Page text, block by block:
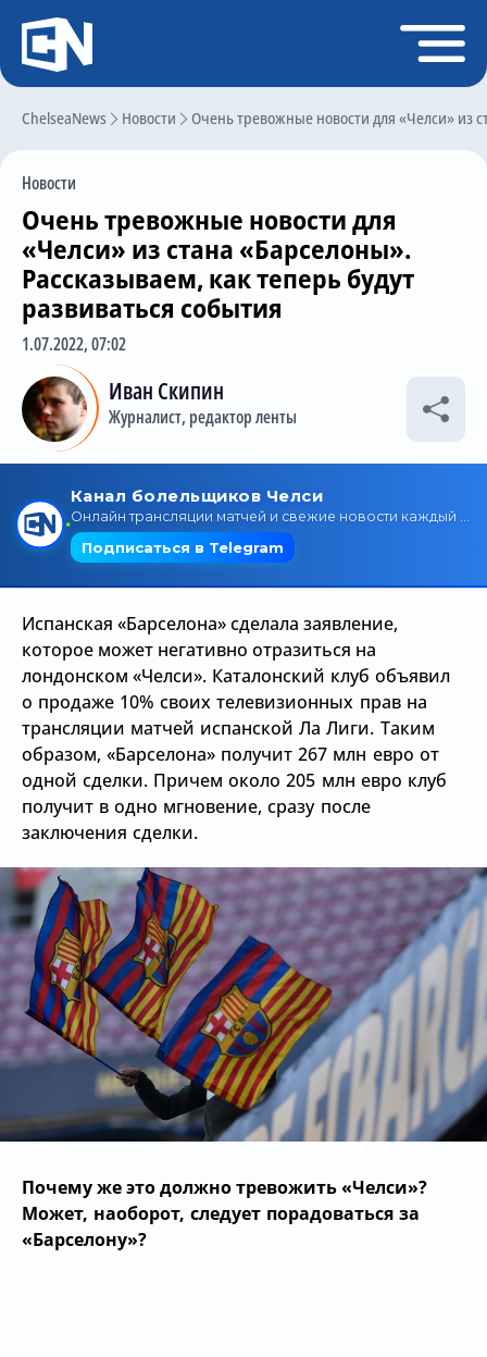
ChelseaNews Новости Очень тревожные новости для «Челси» из
Новости
Очень тревожные новости для
«Челси» из стана «Барселоны».
Рассказываем, как теперь будут
развиваться события
1.07.2022, 07:02
Иван Скипин
Журналист, редактор ленты
Испанская «Барселона» сделала заявление,
которое может негативно отразиться на
лондонском «Челси». Каталонский клуб объявил
о продаже 10% своих телевизионных прав на
трансляции матчей испанской Ла Лиги. Таким
образом,«Барселона» получит 267 млн евро от
одной сделки. Причем около 205 млн евро клуб
получит в одно мгновение, сразу после
заключения сделки.
Почему же это должно тревожить«Челси»?
Может, наоборот, следует порадоваться за
«Барселону»?
Регистрация
Главная
Трансферы
Слухи
История Челси
Статистика
Календарь игр
Состав команды
Поиск по сайту
Трансляции
О сайте
Контакты